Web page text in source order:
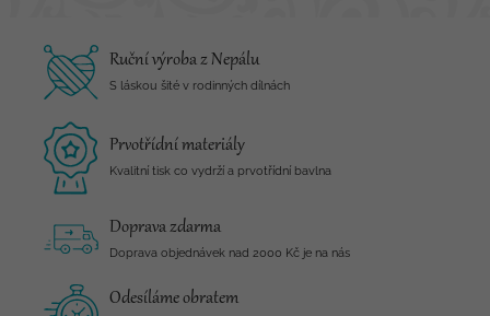
Ruční výroba z Nepálu
S láskou šité v rodinných dílnách
Prvotřídní materiály
Kvalitní tisk co vydrží a prvotřídní bavlna
Doprava zdarma
Doprava objednávek nad 2000 Kč je na nás
Odesíláme obratem